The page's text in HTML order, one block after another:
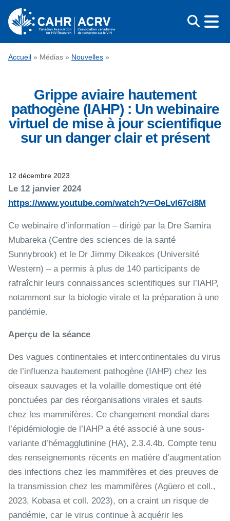
Aller
au
contenu
CONGRÈS
ÉDUCATION
QUI NOUS SOMMES
MÉDIAS
Accueil » Médias » Nouvelles »
Grippe aviaire hautement
pathogène (IAHP) : Un webinaire
virtuel de mise à jour scientifique
sur un danger clair et présent
12 décembre 2023
Le 12 janvier 2024
https://www.youtube.com/watch?v=OeLvI67ci8M
Ce webinaire d’information – dirigé par la Dre Samira
Mubareka (Centre des sciences de la santé
Sunnybrook) et le Dr Jimmy Dikeakos (Université
Western) – a permis à plus de 140 participants de
rafraîchir leurs connaissances scientifiques sur l’IAHP,
notamment sur la biologie virale et la préparation à une
pandémie.
Aperçu de la séance
Des vagues continentales et intercontinentales du virus
de l’influenza hautement pathogène (IAHP) chez les
oiseaux sauvages et la volaille domestique ont été
ponctuées par des réorganisations virales et sauts
chez les mammifères. Ce changement mondial dans
l’épidémiologie de l’IAHP a été associé à une sous-
variante d’hémagglutinine (HA), 2.3.4.4b. Compte tenu
des renseignements récents en matière d’augmentation
des infections chez les mammifères et des preuves de
la transmission chez les mammifères (Agüero et coll.,
2023, Kobasa et coll. 2023), on a craint un risque de
pandémie, car le virus continue à acquérir les